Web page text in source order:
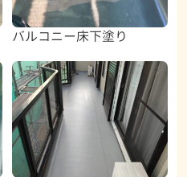
バルコニー床下塗り